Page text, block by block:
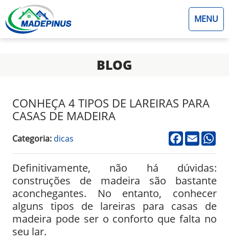
MENU
BLOG
CONHEÇA 4 TIPOS DE LAREIRAS PARA
CASAS DE MADEIRA
Categoria: dicas facebook
email
Definitivamente, não há dúvidas:
construções de madeira são bastante
aconchegantes. No entanto, conhecer
alguns tipos de lareiras para casas de
madeira pode ser o conforto que falta no
seu lar.